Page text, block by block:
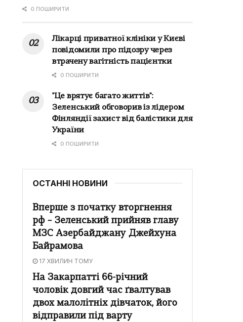
0 ПОШИРИТИ
Лікарці приватної клініки у Києві
повідомили про підозру через
втрачену вагітність пацієнтки
0 ПОШИРИТИ
"Це врятує багато життів":
Зеленський обговорив із лідером
Фінляндії захист від балістики для
України
0 ПОШИРИТИ
ОСТАННІ НОВИНИ
Вперше з початку вторгнення
рф – Зеленський прийняв главу
МЗС Азербайджану Джейхуна
Байрамова
17 ХВИЛИН ТОМУ
На Закарпатті 66-річний
чоловік довгий час ґвалтував
двох малолітніх дівчаток, його
відправили під варту